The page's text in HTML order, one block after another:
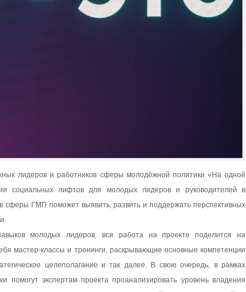
лидеров и работников сферы молодёжной политики «На одной
социальных лифтов для молодых лидеров и руководителей в
сферы ГМП поможет выявить, развить и поддержать перспективных
молодых лидеров, вся работа на проекте поделится на
мастер-классы и тренинги, раскрывающие основные компетенции
целеполагание и так далее. В свою очередь, в рамках
помогут экспертам проекта проанализировать уровень владения